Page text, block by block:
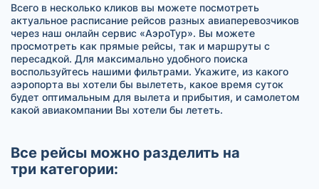
Всего в несколько кликов вы можете посмотреть
актуальное расписание рейсов разных авиаперевозчиков
через наш онлайн сервис «АэроТур». Вы можете
просмотреть как прямые рейсы, так и маршруты с
пересадкой. Для максимально удобного поиска
воспользуйтесь нашими фильтрами. Укажите, из какого
аэропорта вы хотели бы вылететь, какое время суток
будет оптимальным для вылета и прибытия, и самолетом
какой авиакомпании Вы хотели бы лететь.
Все рейсы можно разделить на
три категории: